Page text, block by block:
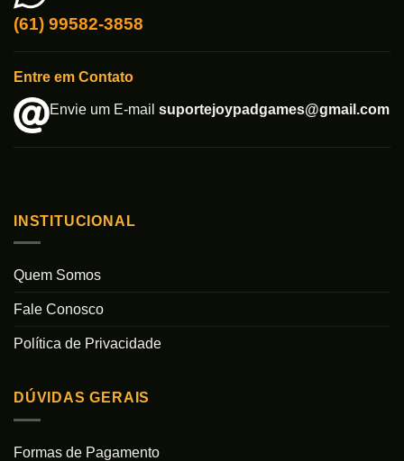
(61) 99582-3858
Entre em Contato
Envie um E-mail suportejoypadgames@gmail.com
INSTITUCIONAL
Quem Somos
Fale Conosco
Política de Privacidade
DÚVIDAS GERAIS
Formas de Pagamento